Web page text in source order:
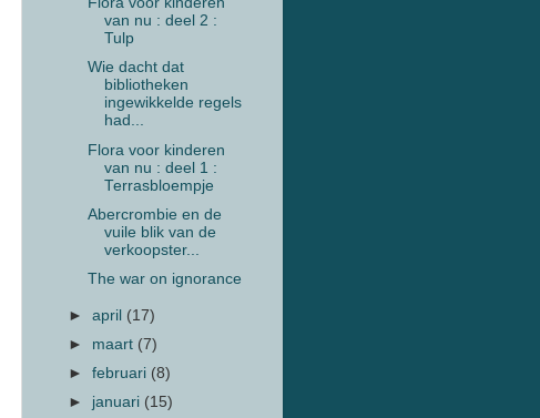
van nu : deel 2 :
Tulp
Wie dacht dat
bibliotheken
ingewikkelde regels
had...
Flora voor kinderen
van nu : deel 1 :
Terrasbloempje
Abercrombie en de
vuile blik van de
verkoopster...
The war on ignorance
►april (17)
► maart (7)
►februari (8)
► januari (15)